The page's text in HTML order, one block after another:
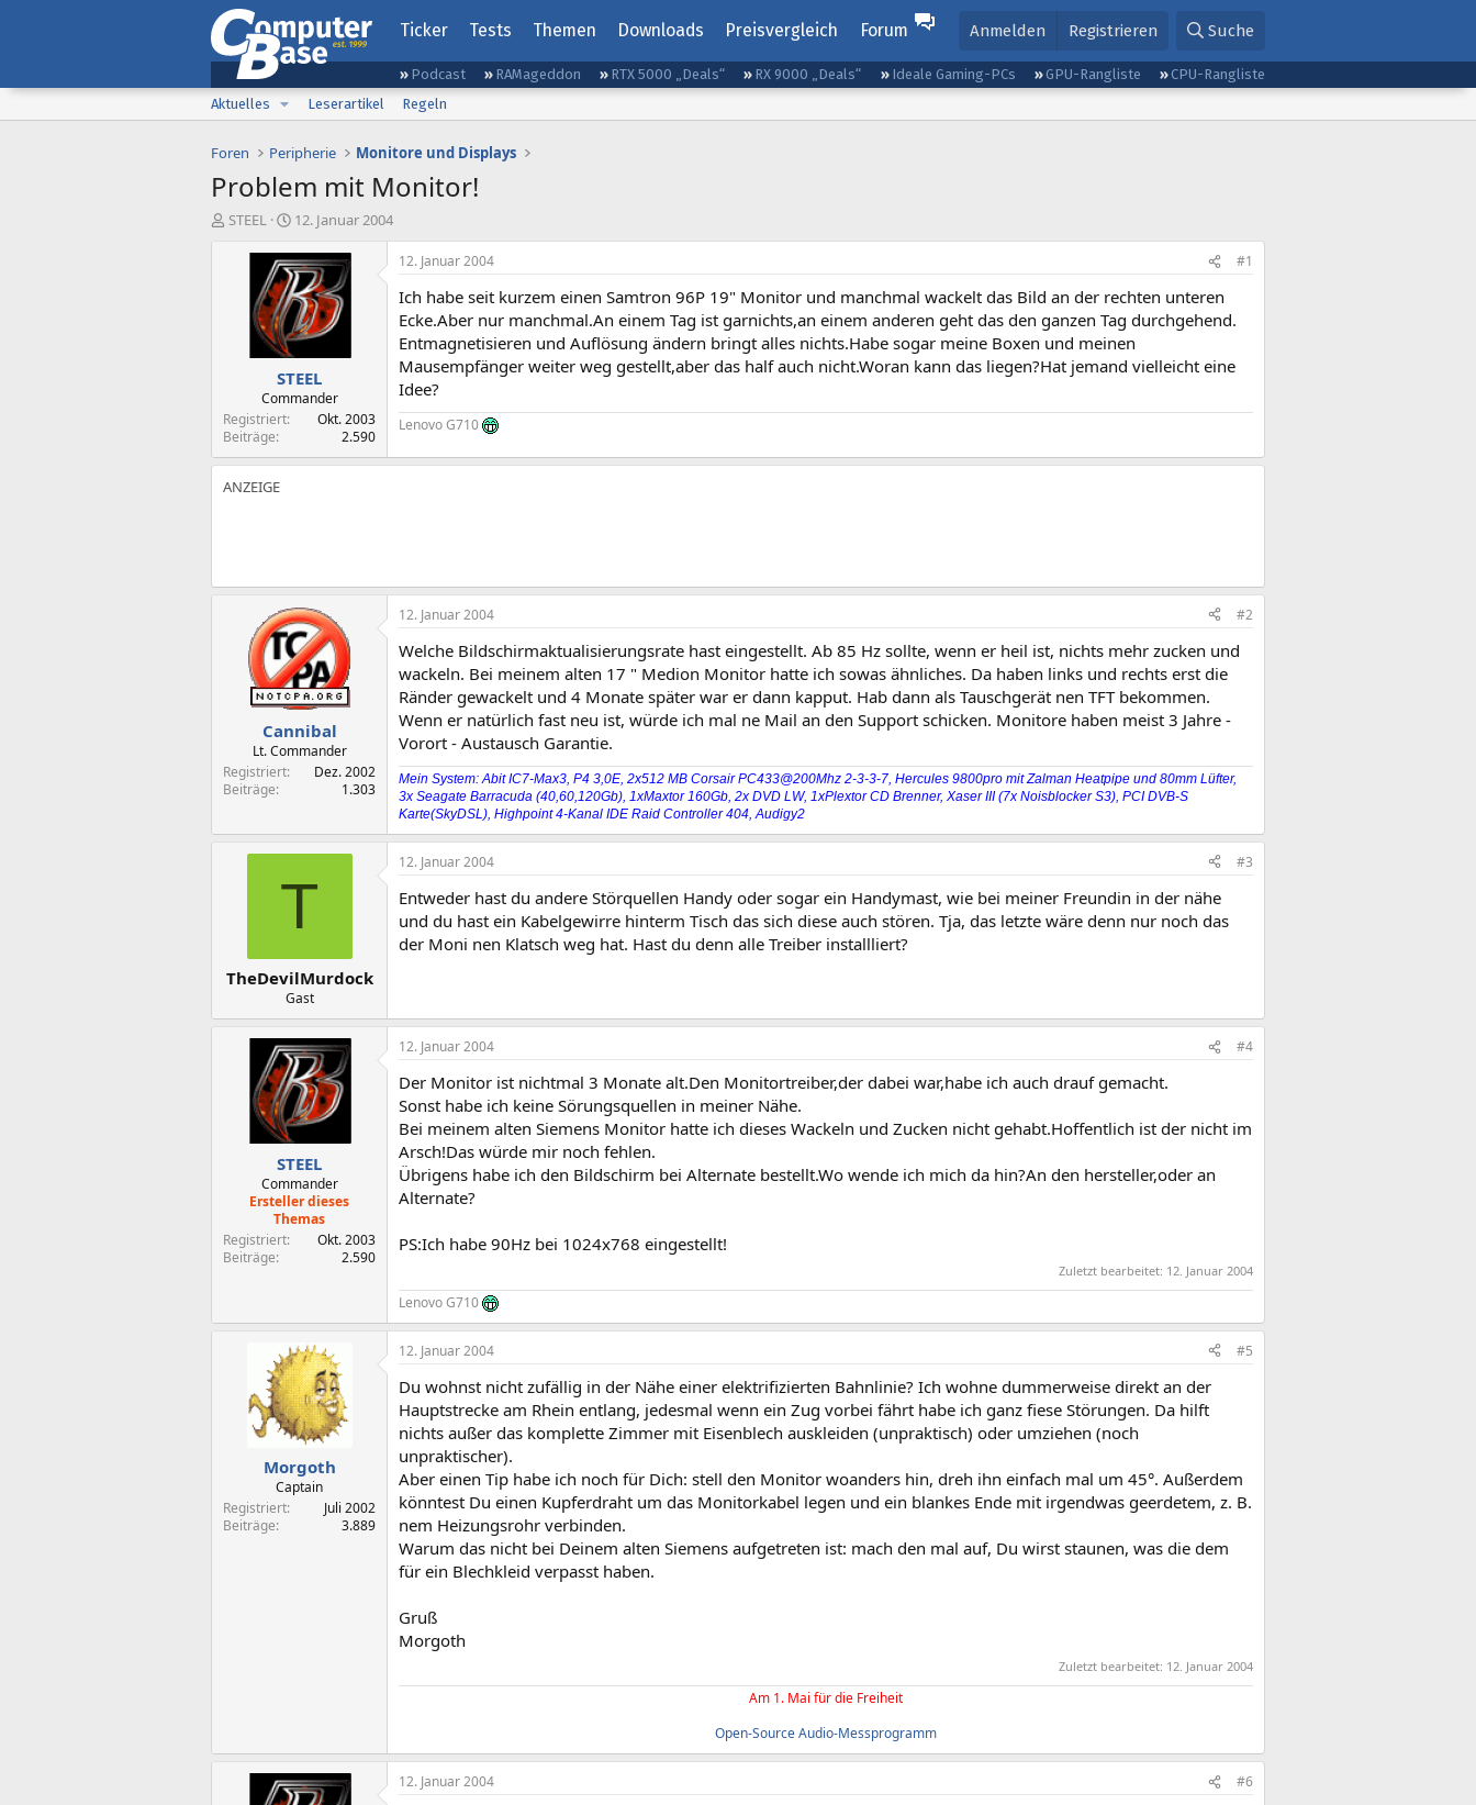
Ticker Tests Themen Downloads Preisvergleich Forum Anmelden Registrieren Suche
Podcast RAMageddon RTX 5000 „Deals“ RX 9000 „Deals“ Ideale Gaming-PCs GPU-Rangliste
CPU-Rangliste
Aktuelles
Leserartikel Regeln
Foren Peripherie Monitore und Displays
Problem mit Monitor!
E
STEEL
E
s
t
e
l
l
t
a
m
12. Januar 2004
STEEL
Commander
Registriert
Okt. 2003
Beiträge
2.590
12. Januar 2004 #1
Ich habe seit kurzem einen Samtron 96P 19" Monitor und manchmal wackelt das Bild an der rechten unteren
Ecke.Aber nur manchmal.An einem Tag ist garnichts,an einem anderen geht das den ganzen Tag durchgehend.
Entmagnetisieren und Auflösung ändern bringt alles nichts.Habe sogar meine Boxen und meinen
Mausempfänger weiter weg gestellt,aber das half auch nicht.Woran kann das liegen?Hat jemand vielleicht eine
Idee?
Lenovo G710
Cannibal
Lt. Commander
Registriert
Dez. 2002
Beiträge
1.303
12. Januar 2004 #2
Welche Bildschirmaktualisierungsrate hast eingestellt. Ab 85 Hz sollte, wenn er heil ist, nichts mehr zucken und
wackeln. Bei meinem alten 17 " Medion Monitor hatte ich sowas ähnliches. Da haben links und rechts erst die
Ränder gewackelt und 4 Monate später war er dann kapput. Hab dann als Tauschgerät nen TFT bekommen.
Wenn er natürlich fast neu ist, würde ich mal ne Mail an den Support schicken. Monitore haben meist 3 Jahre -
Vorort - Austausch Garantie.
Mein System: Abit IC7-Max3, P4 3,0E, 2x512 MB Corsair PC433@200Mhz 2-3-3-7, Hercules 9800pro mit Zalman Heatpipe und 80mm Lüfter,
3x Seagate Barracuda (40,60,120Gb), 1xMaxtor 160Gb, 2x DVD LW, 1xPlextor CD Brenner, Xaser III (7x Noisblocker S3), PCI DVB-S
Karte(SkyDSL), Highpoint 4-Kanal IDE Raid Controller 404, Audigy2
T
TheDevilMurdock
Gast
12. Januar 2004 #3
Entweder hast du andere Störquellen Handy oder sogar ein Handymast, wie bei meiner Freundin in der nähe
und du hast ein Kabelgewirre hinterm Tisch das sich diese auch stören. Tja, das letzte wäre denn nur noch das
der Moni nen Klatsch weg hat. Hast du denn alle Treiber installliert?
STEEL
Commander
Ersteller dieses
Themas
Registriert
Okt. 2003
Beiträge
2.590
12. Januar 2004 #4
Der Monitor ist nichtmal 3 Monate alt.Den Monitortreiber,der dabei war,habe ich auch drauf gemacht.
Sonst habe ich keine Sörungsquellen in meiner Nähe.
Bei meinem alten Siemens Monitor hatte ich dieses Wackeln und Zucken nicht gehabt.Hoffentlich ist der nicht im
Arsch!Das würde mir noch fehlen.
Übrigens habe ich den Bildschirm bei Alternate bestellt.Wo wende ich mich da hin?An den hersteller,oder an
Alternate?
PS:Ich habe 90Hz bei 1024x768 eingestellt!
Zuletzt bearbeitet: 12. Januar 2004
Lenovo G710
Morgoth
Captain
Registriert
Juli 2002
Beiträge
3.889
12. Januar 2004 #5
Du wohnst nicht zufällig in der Nähe einer elektrifizierten Bahnlinie? Ich wohne dummerweise direkt an der
Hauptstrecke am Rhein entlang, jedesmal wenn ein Zug vorbei fährt habe ich ganz fiese Störungen. Da hilft
nichts außer das komplette Zimmer mit Eisenblech auskleiden (unpraktisch) oder umziehen (noch
unpraktischer).
Aber einen Tip habe ich noch für Dich: stell den Monitor woanders hin, dreh ihn einfach mal um 45°. Außerdem
könntest Du einen Kupferdraht um das Monitorkabel legen und ein blankes Ende mit irgendwas geerdetem, z. B.
nem Heizungsrohr verbinden.
Warum das nicht bei Deinem alten Siemens aufgetreten ist: mach den mal auf, Du wirst staunen, was die dem
für ein Blechkleid verpasst haben.
Gruß
Morgoth
Zuletzt bearbeitet: 12. Januar 2004
Am 1. Mai für die Freiheit
Open-Source Audio-Messprogramm
12. Januar 2004 #6